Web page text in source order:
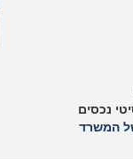
נכסים
המשרד